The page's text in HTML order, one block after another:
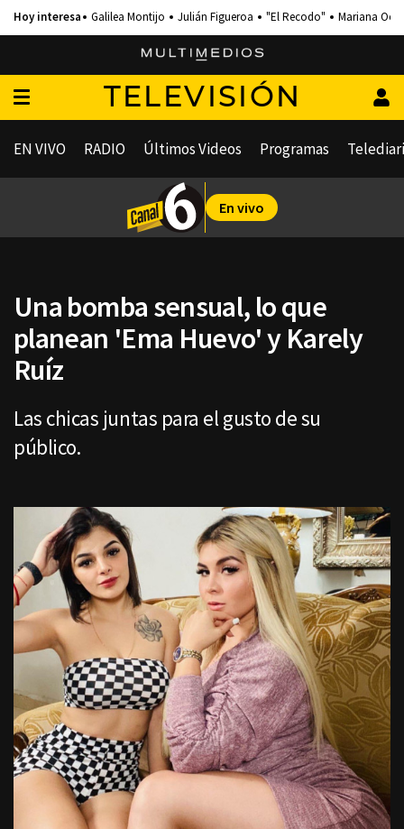
Galilea Montijo Julián Figueroa "El Recodo" Mariana
TELEVISIÓN
EN VIVO RADIO Últimos Videos Programas
En vivo
Una bomba sensual, lo que
planean 'Ema Huevo' y Karely
Ruíz
Las chicas juntas para el gusto de su
público.